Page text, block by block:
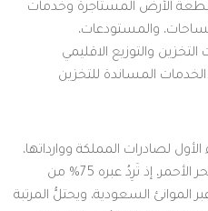
الأرض المستأجرة وخدمات
والمستودعات،
والتوزيع الاقليمي
المساندة للتخزين
لصادرات المملكة ووارداتها،
ونقطة إعادة التصدير الأولى في البحر الأحمر، إذ تَرِدُ عبره 75% من
الموانئ السعودية، ويحتلُّ المرتبة